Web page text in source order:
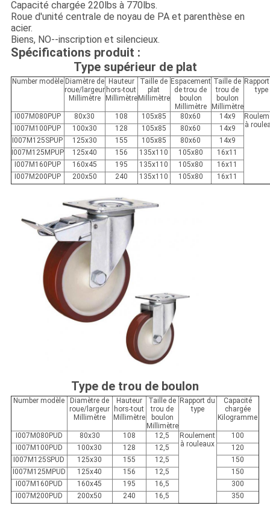
Capacité chargée 220lbs à 770lbs.
Roue d'unité centrale de noyau de PA et parenthèse en
acier.
Biens, NO--inscription et silencieux.
Spécifications produit :
Type supérieur de plat
Number modèle Diamètre de
roue/largeur
Millimètre
Hauteur
hors-tout
Millimètre
Taille de
plat
Millimètre
Espacement
de trou de
boulon
Millimètre
Taille de
trou de
boulon
Millimètre
type
I007M080PUP 80x30 108 105x85 80x60 14x9
à
I007M100PUP 100x30 128 105x85 80x60
14x9
I007M125SPUP
125x30 155 105x85 80x60
14x9
I007M125MPUP
125x40 156 135x110 105x80
16x11
I007M160PUP
160x45 195 135x110 105x80
16x11
I007M200PUP
200x50 240 135x110 105x80 16x11
Type de trou de boulon
Number modèle
Diamètre de
roue/largeur
Millimètre
Hauteur
hors-tout
Millimètre
Taille de
trou de
boulon
Millimètre
Rapport du
type
Capacité
chargée
Kilogramme
I007M080PUD 80x30 108 12,5
Roulement
à rouleaux
100
I007M100PUD
100x30 128 12,5
120
I007M125SPUD
125x30 155 12,5
150
I007M125MPUD
125x40 156 12,5
150
I007M160PUD
160x45 195 16,5
300
I007M200PUD
200x50 240 16,5 350